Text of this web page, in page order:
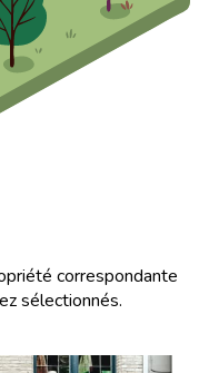
correspondante
sélectionnés.